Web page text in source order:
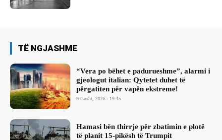
TË NGJASHME
“Vera po bëhet e padurueshme”, alarmi i
gjeologut italian: Qytetet duhet të
përgatiten për vapën ekstreme!
9 Gusht, 2026 - 19:45
Hamasi bën thirrje për zbatimin e plotë
të planit 15-pikësh të Trumpit